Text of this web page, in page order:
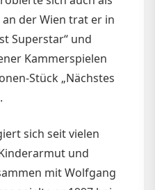
der Wien trat er in
Superstar“ und
Kammerspielen
Stück „Nächstes
sich seit vielen
und
mit Wolfgang